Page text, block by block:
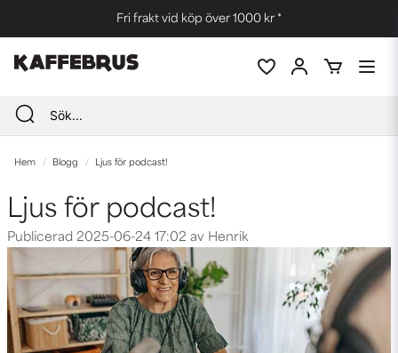
Fri frakt vid köp över 1000 kr *
Hem Blogg Ljus för podcast!
Ljus för podcast!
Publicerad 2025-06-24 17:02 av Henrik